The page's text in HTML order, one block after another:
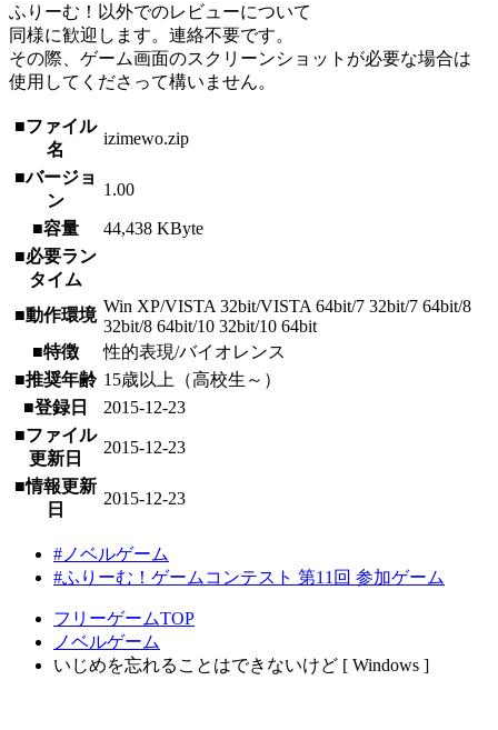
ふりーむ！以外でのレビューについて
同様に歓迎します。連絡不要です。
その際、ゲーム画面のスクリーンショットが必要な場合は
使用してくださって構いません。
■ファイル
名
izimewo.zip
■バージョ
ン
1.00
■容量
44,438 KByte
■必要ラン
タイム
■動作環境 Win XP/VISTA 32bit/VISTA 64bit/7 32bit/7 64bit/8
32bit/8 64bit/10 32bit/10 64bit
■特徴
性的表現/バイオレンス
■推奨年齢 15歳以上（高校生～）
■登録日
2015-12-23
■ファイル
更新日
2015-12-23
■情報更新
日
2015-12-23
#ノベルゲーム
#ふりーむ！ゲームコンテスト 第11回 参加ゲーム
フリーゲームTOP
ノベルゲーム
いじめを忘れることはできないけど [ Windows ]